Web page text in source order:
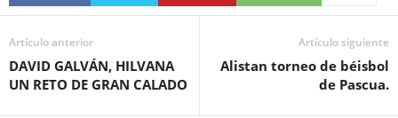
Artículo anterior
DAVID GALVÁN, HILVANA
UN RETO DE GRAN CALADO
Artículo siguiente
Alistan torneo de béisbol
de Pascua.